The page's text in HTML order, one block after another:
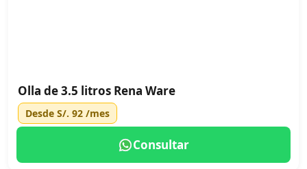
Olla de 3.5 litros Rena Ware
Desde S/. 92 /mes
Consultar